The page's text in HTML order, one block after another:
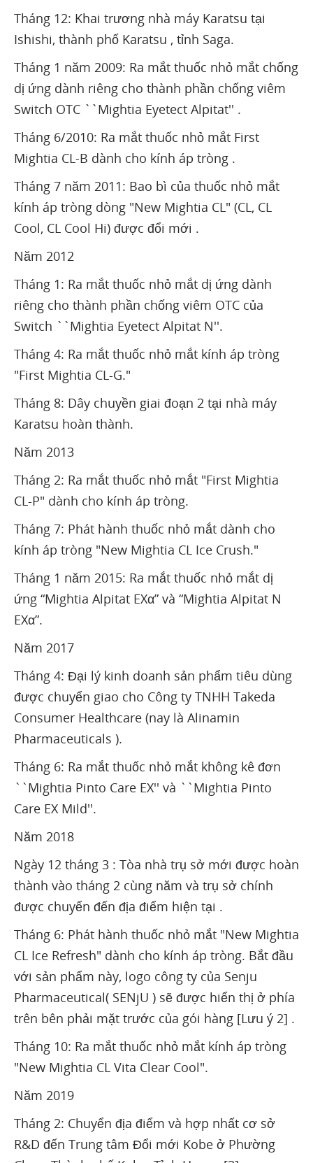
Tháng 12: Khai trương nhà máy Karatsu tại
Ishishi, thành phố Karatsu , tỉnh Saga.
Tháng 1 năm 2009: Ra mắt thuốc nhỏ mắt chống
dị ứng dành riêng cho thành phần chống viêm
Switch OTC ``Mightia Eyetect Alpitat'' .
Tháng 6/2010: Ra mắt thuốc nhỏ mắt First
Mightia CL-B dành cho kính áp tròng .
Tháng 7 năm 2011: Bao bì của thuốc nhỏ mắt
kính áp tròng dòng "New Mightia CL" (CL, CL
Cool, CL Cool Hi) được đổi mới .
Năm 2012
Tháng 1: Ra mắt thuốc nhỏ mắt dị ứng dành
riêng cho thành phần chống viêm OTC của
Switch ``Mightia Eyetect Alpitat N''.
Tháng 4: Ra mắt thuốc nhỏ mắt kính áp tròng
"First Mightia CL-G."
Tháng 8: Dây chuyền giai đoạn 2 tại nhà máy
Karatsu hoàn thành.
Năm 2013
Tháng 2: Ra mắt thuốc nhỏ mắt "First Mightia
CL-P" dành cho kính áp tròng.
Tháng 7: Phát hành thuốc nhỏ mắt dành cho
kính áp tròng "New Mightia CL Ice Crush."
Tháng 1 năm 2015: Ra mắt thuốc nhỏ mắt dị
ứng “Mightia Alpitat EXα” và “Mightia Alpitat N
EXα”.
Năm 2017
Tháng 4: Đại lý kinh doanh sản phẩm tiêu dùng
được chuyển giao cho Công ty TNHH Takeda
Consumer Healthcare (nay là Alinamin
Pharmaceuticals ).
Tháng 6: Ra mắt thuốc nhỏ mắt không kê đơn
``Mightia Pinto Care EX'' và ``Mightia Pinto
Care EX Mild''.
Năm 2018
Ngày 12 tháng 3 : Tòa nhà trụ sở mới được hoàn
thành vào tháng 2 cùng năm và trụ sở chính
được chuyển đến địa điểm hiện tại .
Tháng 6: Phát hành thuốc nhỏ mắt "New Mightia
CL Ice Refresh" dành cho kính áp tròng. Bắt đầu
với sản phẩm này, logo công ty của Senju
Pharmaceutical( SENjU ) sẽ được hiển thị ở phía
trên bên phải mặt trước của gói hàng [Lưu ý 2] .
Tháng 10: Ra mắt thuốc nhỏ mắt kính áp tròng
"New Mightia CL Vita Clear Cool".
Năm 2019
Tháng 2: Chuyển địa điểm và hợp nhất cơ sở
R&D đến Trung tâm Đổi mới Kobe ở Phường